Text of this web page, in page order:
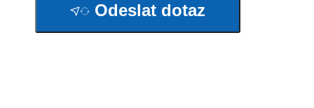
Odeslat dotaz